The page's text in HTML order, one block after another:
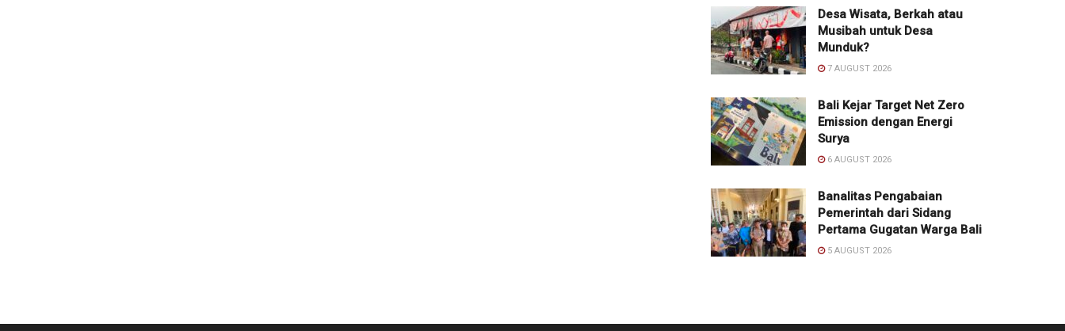
Desa Wisata, Berkah atau
Musibah untuk Desa
Munduk?
7 AUGUST 2026
Bali Kejar Target Net Zero
Emission dengan Energi
Surya
6 AUGUST 2026
Banalitas Pengabaian
Pemerintah dari Sidang
Pertama Gugatan Warga Bali
5 AUGUST 2026